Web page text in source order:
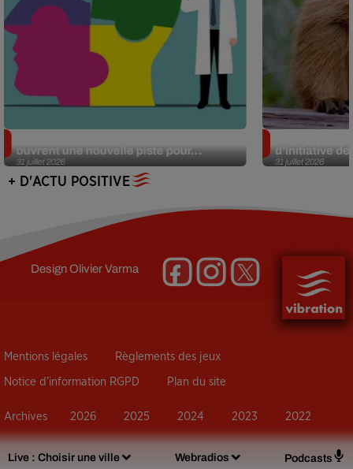
Live : Choisir une ville Webradios Podcasts
31 juillet 2026
ouvrent une nouvelle piste pour...
31 juillet 2026
d’initiative
+ D'ACTU POSITIVE
DesignOlivier Varma
Mentions légales Règlements des jeux
Notice d’information RGPD Plan du site
Archives 2026 2025 2024 2023 2022